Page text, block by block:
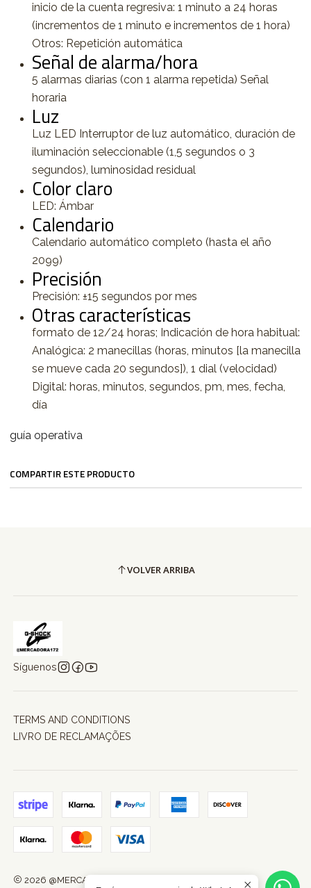
inicio de la cuenta regresiva: 1 minuto a 24 horas
(incrementos de 1 minuto e incrementos de 1 hora)
Otros: Repetición automática
Señal de alarma/hora
5 alarmas diarias (con 1 alarma repetida) Señal
horaria
Luz
Luz LED Interruptor de luz automático, duración de
iluminación seleccionable (1,5 segundos o 3
segundos), luminosidad residual
Color claro
LED: Ámbar
Calendario
Calendario automático completo (hasta el año
2099)
Precisión
Precisión: ±15 segundos por mes
Otras características
formato de 12/24 horas; Indicación de hora habitual:
Analógica: 2 manecillas (horas, minutos [la manecilla
se mueve cada 20 segundos]), 1 dial (velocidad)
Digital: horas, minutos, segundos, pm, mes, fecha,
día
guía operativa
COMPARTIR ESTE PRODUCTO
VOLVER ARRIBA
Síguenos
TERMS AND CONDITIONS
LIVRO DE RECLAMAÇÕES
2026 @MERCADORA172.